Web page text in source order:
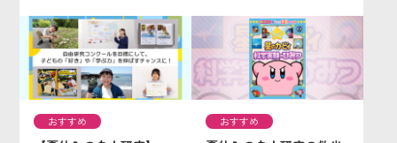
想文はノンフィクション
作品（実際にあった出来
事や、自然・科学・歴史
など、現実の世界をもと
[…]
はないでしょうか。 実
は、夏休みは親子で片付
けや掃除に取り組むのに
ぴったりの時期です。学
[…]
おすすめ おすすめ